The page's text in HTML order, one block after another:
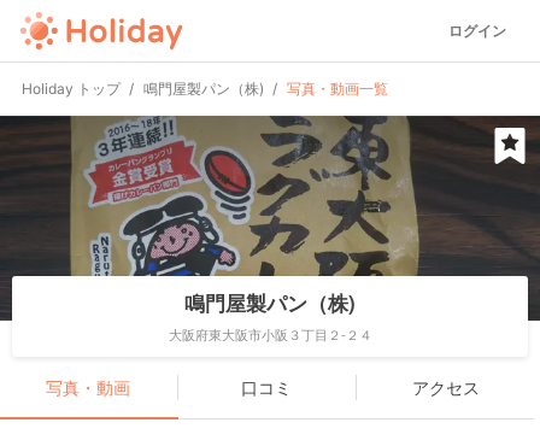
ログイン
Holiday トップ 鳴門屋製パン（株) 写真・動画一覧
鳴門屋製パン（株)
大阪府東大阪市小阪３丁目２-２４
写真・動画 口コミ アクセス